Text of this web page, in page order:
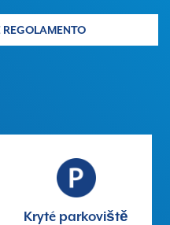
Kryté parkoviště